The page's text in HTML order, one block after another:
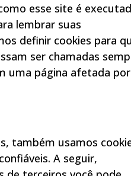
esse site é
lembrar suas
definir cookies para
ser chamadas
uma página afetada por
também usamos
A seguir,